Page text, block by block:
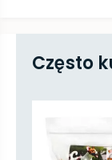
Często